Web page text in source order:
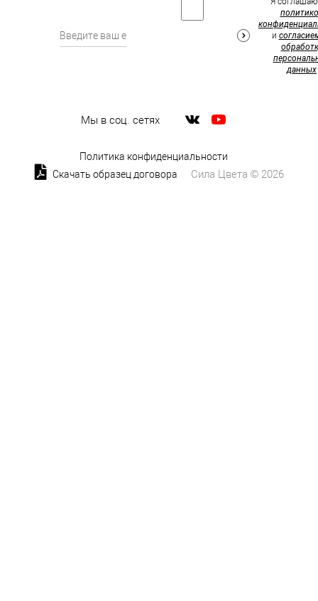
Мы в соц. сетях
и
данных
Политика конфиденциальности
Скачать образец договора
Сила Цвета © 2026